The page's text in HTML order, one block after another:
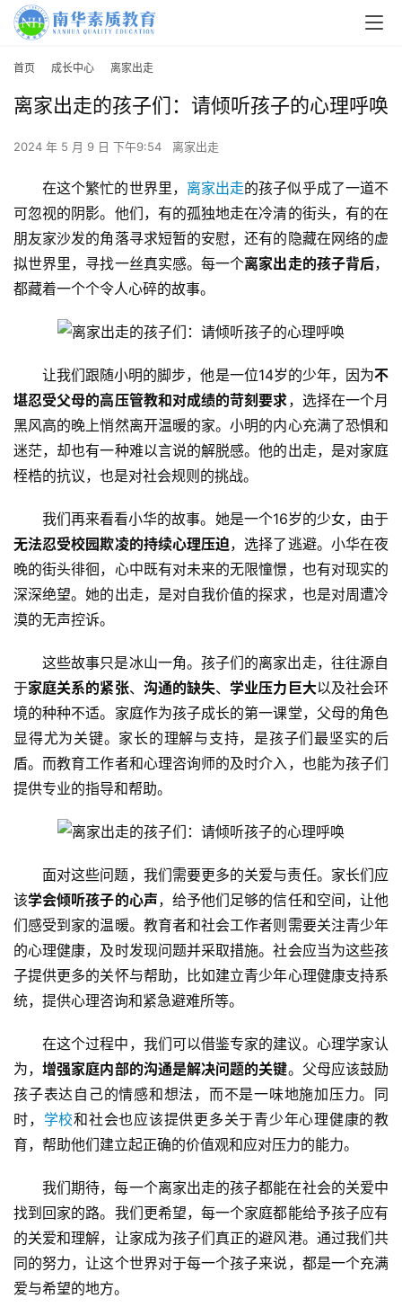
关
于
资
力
量
校
活
新
闻
中
教
研
中
心
首页 成长中心 离家出走
离家出走的孩子们：请倾听孩子的心理呼唤
2024 年 5 月 9 日 下午9:54 离家出走
在这个繁忙的世界里， 离家出走的孩子似乎成了一道不
可忽视的阴影。他们，有的孤独地走在冷清的街头，有的在
朋友家沙发的角落寻求短暂的安慰，还有的隐藏在网络的虚
拟世界里，寻找一丝真实感。每一个离家出走的孩子背后，
都藏着一个个令人心碎的故事。
让我们跟随小明的脚步，他是一位14岁的少年，因为不
堪忍受父母的高压管教和对成绩的苛刻要求，选择在一个月
黑风高的晚上悄然离开温暖的家。小明的内心充满了恐惧和
迷茫，却也有一种难以言说的解脱感。他的出走，是对家庭
桎梏的抗议，也是对社会规则的挑战。
我们再来看看小华的故事。她是一个16岁的少女，由于
无法忍受校园欺凌的持续心理压迫，选择了逃避。小华在夜
晚的街头徘徊，心中既有对未来的无限憧憬，也有对现实的
深深绝望。她的出走，是对自我价值的探求，也是对周遭冷
漠的无声控诉。
这些故事只是冰山一角。孩子们的离家出走，往往源自
于家庭关系的紧张、 沟通的缺失、学业压力巨大以及社会环
境的种种不适。家庭作为孩子成长的第一课堂，父母的角色
显得尤为关键。家长的理解与支持，是孩子们最坚实的后
盾。而教育工作者和心理咨询师的及时介入，也能为孩子们
提供专业的指导和帮助。
面对这些问题，我们需要更多的关爱与责任。家长们应
该学会倾听孩子的心声，给予他们足够的信任和空间，让他
们感受到家的温暖。教育者和社会工作者则需要关注青少年
的心理健康，及时发现问题并采取措施。社会应当为这些孩
子提供更多的关怀与帮助，比如建立青少年心理健康支持系
统，提供心理咨询和紧急避难所等。
在这个过程中，我们可以借鉴专家的建议。心理学家认
为，增强家庭内部的沟通是解决问题的关键。父母应该鼓励
孩子表达自己的情感和想法，而不是一味地施加压力。同
时， 学校和社会也应该提供更多关于青少年心理健康的教
育，帮助他们建立起正确的价值观和应对压力的能力。
我们期待，每一个离家出走的孩子都能在社会的关爱中
找到回家的路。我们更希望，每一个家庭都能给予孩子应有
的关爱和理解，让家成为孩子们真正的避风港。通过我们共
同的努力，让这个世界对于每一个孩子来说，都是一个充满
爱与希望的地方。